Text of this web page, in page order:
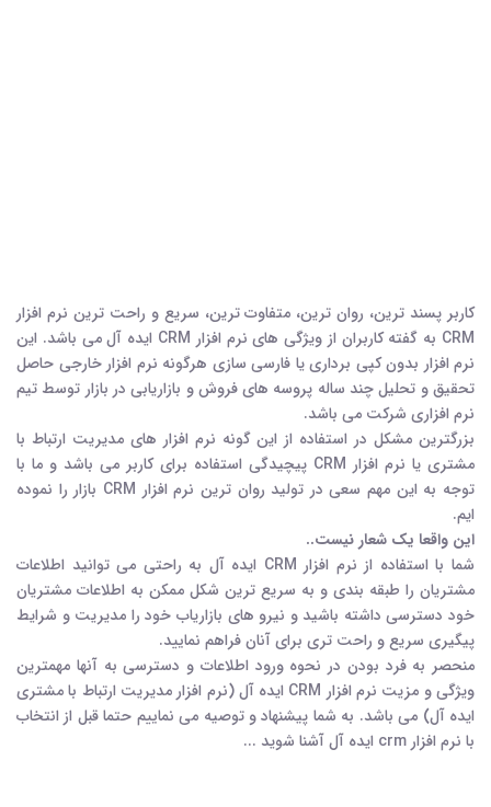
کاربر پسند ترین، روان ترین، متفاوت ترین، سریع و راحت ترین نرم افزار
CRM به گفته کاربران از ویژگی های نرم افزار CRM ایده آل می باشد. این
نرم افزار بدون کپی برداری یا فارسی سازی هرگونه نرم افزار خارجی حاصل
تحقیق و تحلیل چند ساله پروسه های فروش و بازاریابی در بازار توسط تیم
نرم افزاری شرکت می باشد.
بزرگترین مشکل در استفاده از این گونه نرم افزار های مدیریت ارتباط با
مشتری یا نرم افزار CRM پیچیدگی استفاده برای کاربر می باشد و ما با
توجه به این مهم سعی در تولید روان ترین نرم افزار CRM بازار را نموده
ایم.
این واقعا یک شعار نیست..
شما با استفاده از نرم افزار CRM ایده آل به راحتی می توانید اطلاعات
مشتریان را طبقه بندی و به سریع ترین شکل ممکن به اطلاعات مشتریان
خود دسترسی داشته باشید و نیرو های بازاریاب خود را مدیریت و شرایط
پیگیری سریع و راحت تری برای آنان فراهم نمایید.
منحصر به فرد بودن در نحوه ورود اطلاعات و دسترسی به آنها مهمترین
ویژگی و مزیت نرم افزار CRM ایده آل (نرم افزار مدیریت ارتباط با مشتری
ایده آل) می باشد. به شما پیشنهاد و توصیه می نماییم حتما قبل از انتخاب
با نرم افزار crm ایده آل آشنا شوید ...